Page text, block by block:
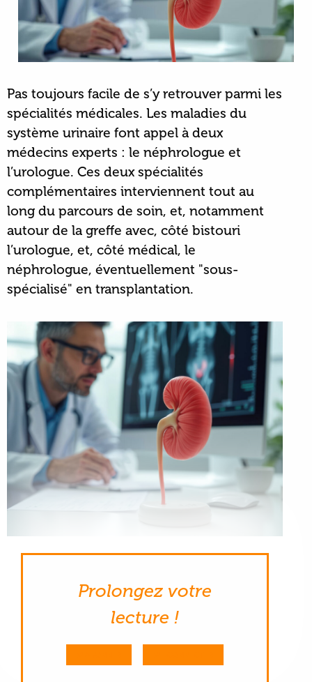
Pas toujours facile de s’y retrouver parmi les
spécialités médicales. Les maladies du
système urinaire font appel à deux
médecins experts : le néphrologue et
l’urologue. Ces deux spécialités
complémentaires interviennent tout au
long du parcours de soin, et, notamment
autour de la greffe avec, côté bistouri
l’urologue, et, côté médical, le
néphrologue, éventuellement "sous-
spécialisé" en transplantation.
Prolongez votre
lecture !